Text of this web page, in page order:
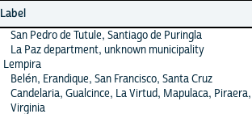
Label
San Pedro de Tutule, Santiago de Puringla
La Paz department, unknown municipality
Lempira
Belén, Erandique, San Francisco, Santa Cruz
Candelaria, Gualcince, La Virtud, Mapulaca, Piraera,
Virginia